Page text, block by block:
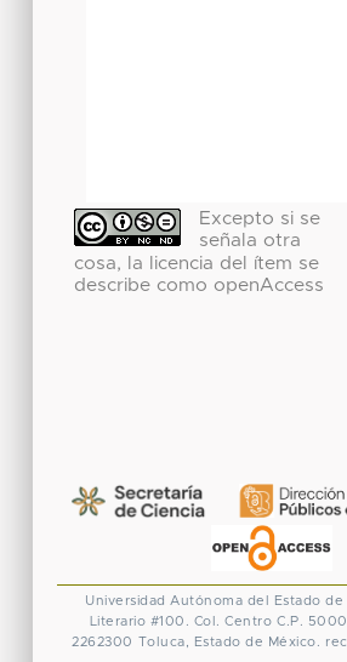
Excepto si se
señala otra
cosa, la licencia del ítem se
describe como openAccess
Universidad Autónoma del Estado de
Literario #100. Col. Centro C.P.
2262300 Toluca, Estado de México.